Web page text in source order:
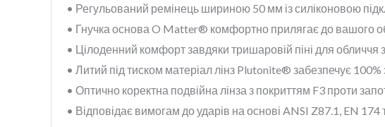
• Регульований ремінець шириною 50 мм із силіконовою
• Гнучка основа O Matter® комфортно прилягає до вашого
• Цілоденний комфорт завдяки тришаровій піні для обличчя
• Литий під тиском матеріал лінз Plutonite® забезпечує
• Оптично коректна подвійна лінза з покриттям F3 проти
• Відповідає вимогам до ударів на основі ANSI Z87.1, EN 174